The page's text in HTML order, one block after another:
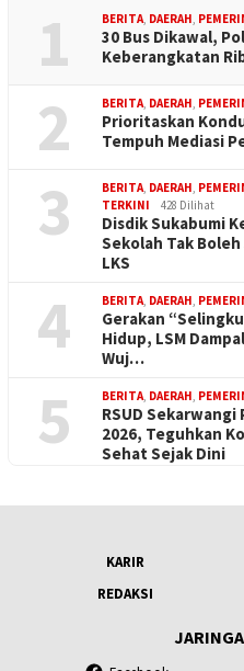
1 BERITA, DAERAH,
30 Bus Dikawal,
Keberangkatan
2 BERITA, DAERAH,
Prioritaskan
Tempuh Mediasi
3 BERITA, DAERAH,
TERKINI
428 Dilihat
Disdik Sukabumi
Sekolah Tak
LKS
4 BERITA, DAERAH,
Gerakan
Hidup, LSM
Wuj…
5 BERITA, DAERAH,
RSUD
2026, Teguhkan
Sehat Sejak Dini
KARIR
REDAKSI